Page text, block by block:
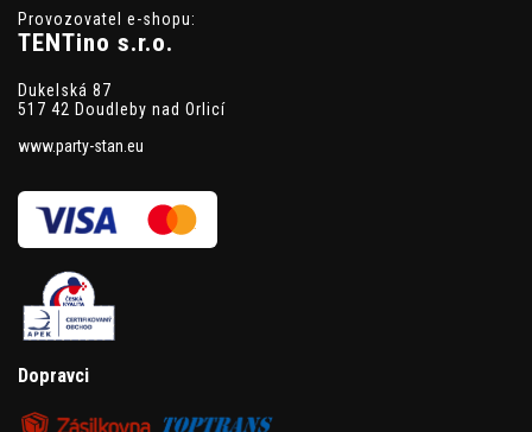
Provozovatel e-shopu:
TENTino s.r.o.
Dukelská 87
517 42 Doudleby nad Orlicí
www.party-stan.eu
Dopravci